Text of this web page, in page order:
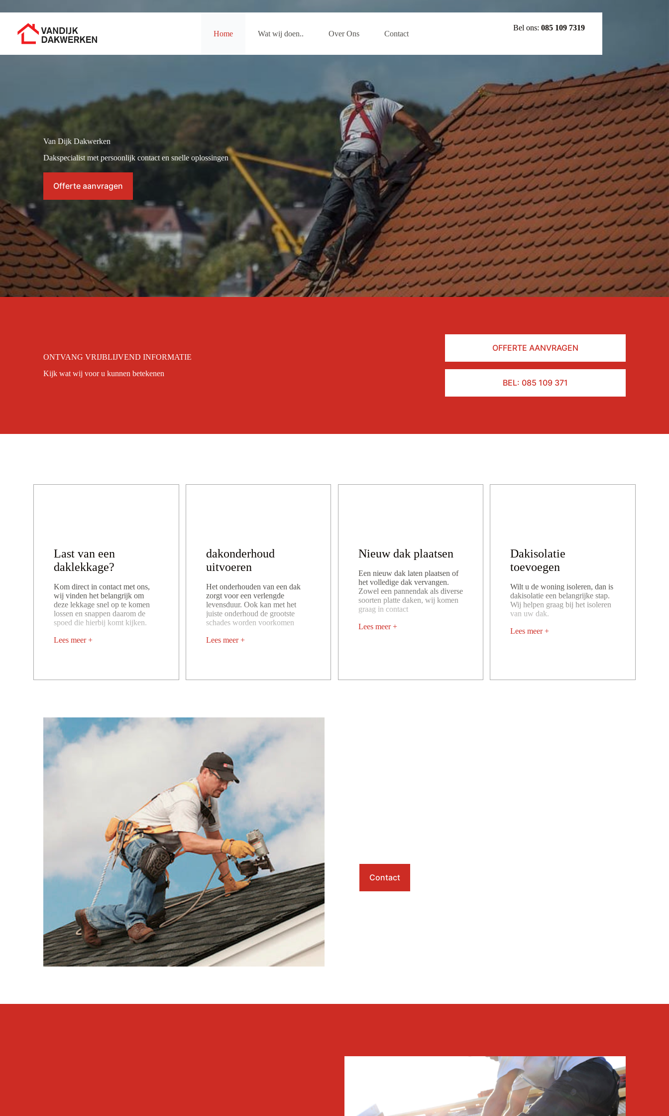
naar
inhoud
Home Wat wij doen.. Over Ons Contact
Bel ons: 085 109 7319
Van Dijk Dakwerken
Dakspecialist met persoonlijk contact en snelle oplossingen
Offerte aanvragen
ONTVANG VRIJBLIJVEND INFORMATIE
Kijk wat wij voor u kunnen betekenen
OFFERTE AANVRAGEN
BEL: 085 109 371
Last van een
daklekkage?
Kom direct in contact met ons,
wij vinden het belangrijk om
deze lekkage snel op te komen
lossen en snappen daarom de
spoed die hierbij komt kijken.
Lees meer +
dakonderhoud
uitvoeren
Het onderhouden van een dak
zorgt voor een verlengde
levensduur. Ook kan met het
juiste onderhoud de grootste
schades worden voorkomen
Lees meer +
Nieuw dak plaatsen
Een nieuw dak laten plaatsen of
het volledige dak vervangen.
Zowel een pannendak als diverse
soorten platte daken, wij komen
graag in contact
Lees meer +
Dakisolatie
toevoegen
Wilt u de woning isoleren, dan is
dakisolatie een belangrijke stap.
Wij helpen graag bij het isoleren
van uw dak.
Lees meer +
Contact